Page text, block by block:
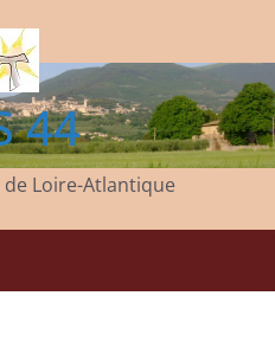
44
de Loire-Atlantique